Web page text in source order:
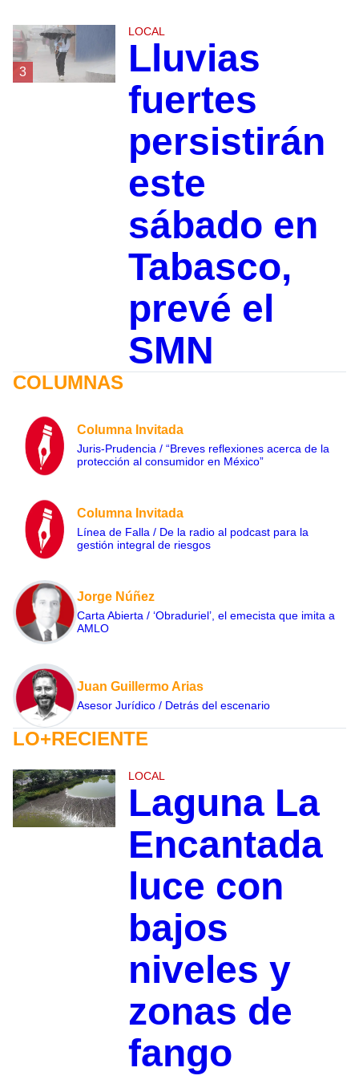
3
LOCAL
Lluvias
fuertes
persistirán
este
sábado en
Tabasco,
prevé el
SMN
COLUMNAS
Columna Invitada
Juris-Prudencia / “Breves reflexiones acerca de la
protección al consumidor en México”
Columna Invitada
Línea de Falla / De la radio al podcast para la
gestión integral de riesgos
Jorge Núñez
Carta Abierta / ‘Obraduriel’, el emecista que imita a
AMLO
Juan Guillermo Arias
Asesor Jurídico / Detrás del escenario
LO+RECIENTE
LOCAL
Laguna La
Encantada
luce con
bajos
niveles y
zonas de
fango